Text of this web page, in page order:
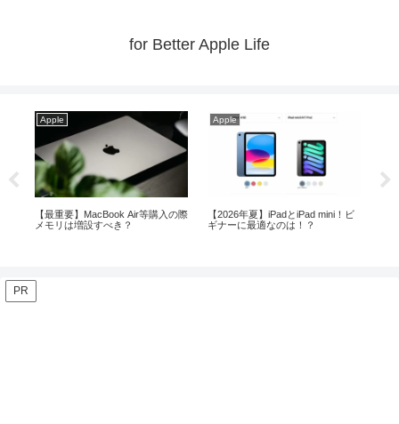
for Better Apple Life
mini！ビ
【体験談】MacとiPadの組み合わ
せが日常をプラスに変える！
MacとiPadの使い分け術｜どちら
が適しているか徹底比較
PR